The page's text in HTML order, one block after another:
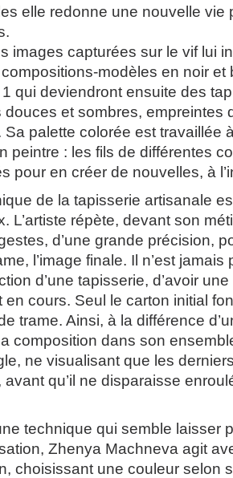
elle redonne une nouvelle vie
images capturées sur le vif lui
modèles en noir et
1 qui deviendront ensuite des
douces et sombres, empreintes
Sa palette colorée est travaillée
peintre : les fils de différentes
pour en créer de nouvelles, à
de la tapisserie artisanale
L’artiste répète, devant son
d’une grande précision,
l’image finale. Il n’est
d’une tapisserie, d’avoir
en cours. Seul le carton initial
trame. Ainsi, à la différence
composition dans son
ne visualisant que les
avant qu’il ne disparaisse
technique qui semble laisser
Zhenya Machneva agit
choisissant une couleur selon